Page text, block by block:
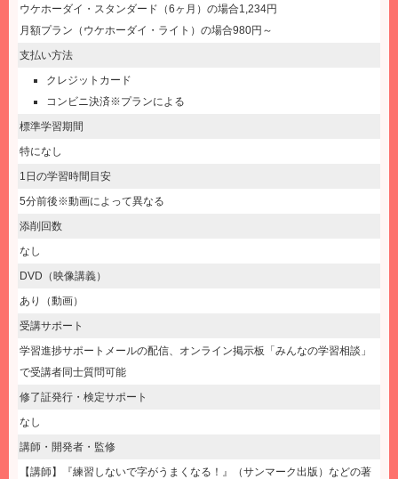
ウケホーダイ・スタンダード（6ヶ月）の場合1,234円
月額プラン（ウケホーダイ・ライト）の場合980円～
支払い方法
クレジットカード
コンビニ決済※プランによる
標準学習期間
特になし
1日の学習時間目安
5分前後※動画によって異なる
添削回数
なし
DVD（映像講義）
あり（動画）
受講サポート
学習進捗サポートメールの配信、オンライン掲示板「みんなの学習相談」
で受講者同士質問可能
修了証発行・検定サポート
なし
講師・開発者・監修
【講師】『練習しないで字がうまくなる！』（サンマーク出版）などの著